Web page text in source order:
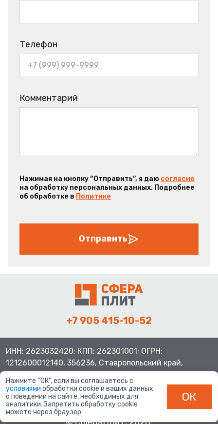
Телефон
Комментарий
Нажимая на кнопку “Отправить”, я даю согласие
на обработку персональных данных. Подробнее
об обработке в Политике
Отправить
+7 905 415-10-52
ИНН: 2623032420; КПП: 262301001; ОГРН:
1212600012140, 356236, Ставропольский край,
Нажмите “ОК”, если вы соглашаетесь с
условиями обработки cookie и ваших данных
о поведении на сайте, необходимых для
аналитики. Запретить обработку cookie
можете через браузер
ОК